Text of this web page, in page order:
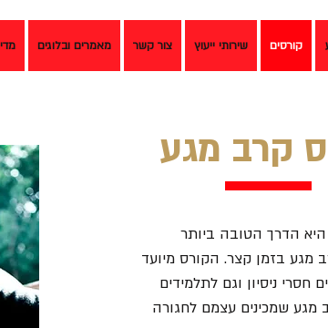
קורסים שירותי ייעוץ צור קשר מאמרים ובלוגים
קרב מגע
הדרך הטובה ביותר
בזמן קצר. הקורס מיועד
חסרי ניסיון וגם לתלמידים
שמכינים עצמם לחגורה